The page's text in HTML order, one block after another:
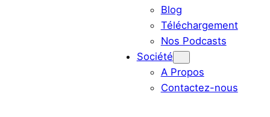
Blog
Téléchargement
Nos Podcasts
Société
A Propos
Contactez-nous